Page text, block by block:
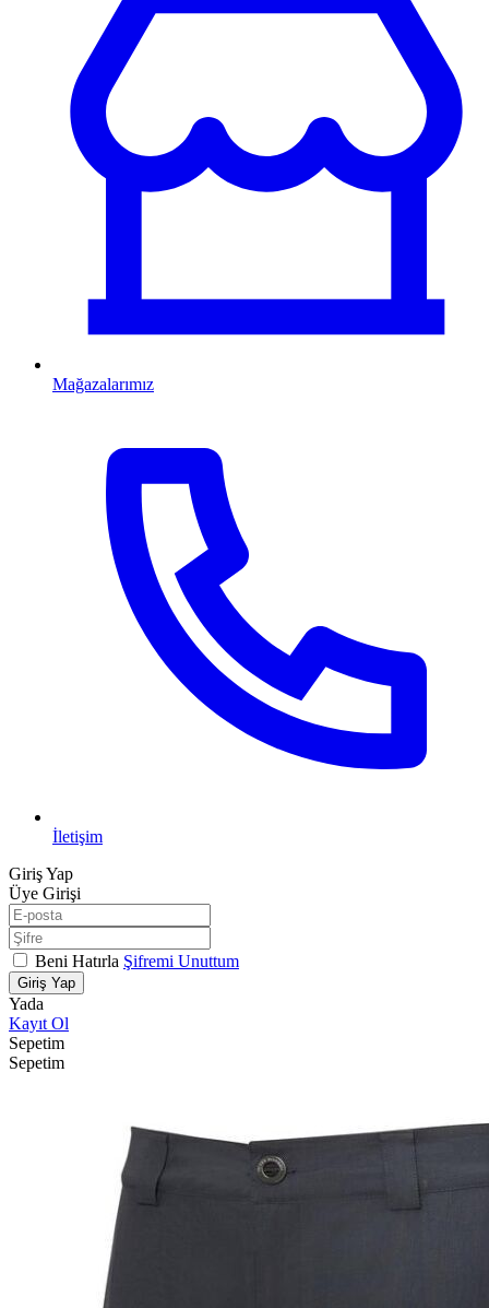
Mağazalarımız
İletişim
Giriş Yap
Üye Girişi
Beni Hatırla Şifremi Unuttum
Giriş Yap
Yada
Kayıt Ol
Sepetim
Sepetim